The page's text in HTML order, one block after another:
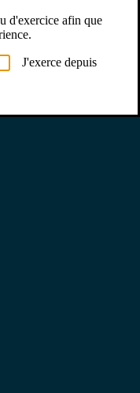
d'exercice afin que
J'exerce depuis